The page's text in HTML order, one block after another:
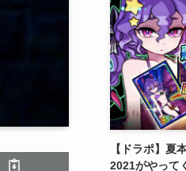
【ドラポ】
2021がやって